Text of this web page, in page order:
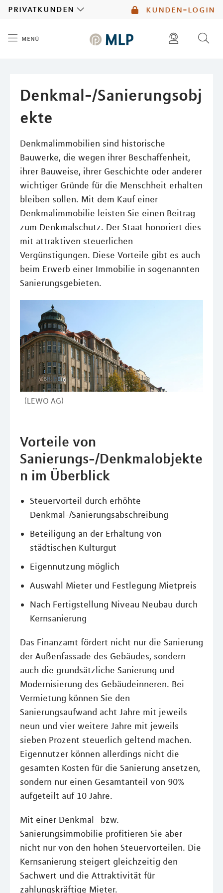
kunden-login
privatkunden
menü
Denkmal-/Sanierungsobj
ekte
Denkmalimmobilien sind historische
Bauwerke, die wegen ihrer Beschaffenheit,
ihrer Bauweise, ihrer Geschichte oder anderer
wichtiger Gründe für die Menschheit erhalten
bleiben sollen. Mit dem Kauf einer
Denkmalimmobilie leisten Sie einen Beitrag
zum Denkmalschutz. Der Staat honoriert dies
mit attraktiven steuerlichen
Vergünstigungen. Diese Vorteile gibt es auch
beim Erwerb einer Immobilie in sogenannten
Sanierungsgebieten.
(LEWO AG)
Vorteile von
Sanierungs-/Denkmalobjekte
n im Überblick
Steuervorteil durch erhöhte
Denkmal-/Sanierungsabschreibung
Beteiligung an der Erhaltung von
städtischen Kulturgut
Eigennutzung möglich
Auswahl Mieter und Festlegung Mietpreis
Nach Fertigstellung Niveau Neubau durch
Kernsanierung
Das Finanzamt fördert nicht nur die Sanierung
der Außenfassade des Gebäudes, sondern
auch die grundsätzliche Sanierung und
Modernisierung des Gebäudeinneren. Bei
Vermietung können Sie den
Sanierungsaufwand acht Jahre mit jeweils
neun und vier weitere Jahre mit jeweils
sieben Prozent steuerlich geltend machen.
Eigennutzer können allerdings nicht die
gesamten Kosten für die Sanierung ansetzen,
sondern nur einen Gesamtanteil von 90%
aufgeteilt auf 10 Jahre.
Mit einer Denkmal- bzw.
Sanierungsimmobilie profitieren Sie aber
nicht nur von den hohen Steuervorteilen. Die
Kernsanierung steigert gleichzeitig den
Sachwert und die Attraktivität für
zahlungskräftige Mieter.